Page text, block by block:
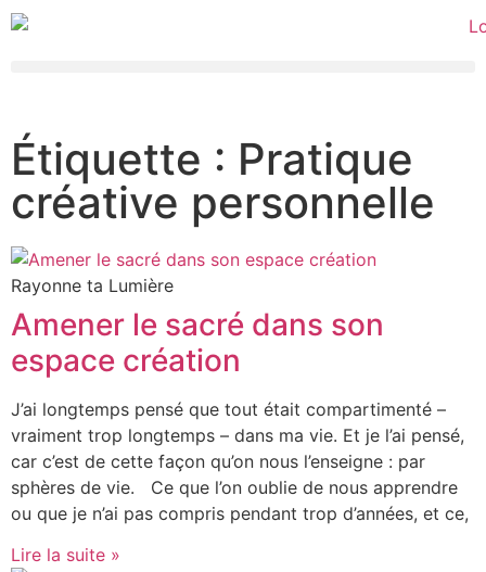
Étiquette : Pratique
créative personnelle
Rayonne ta Lumière
Amener le sacré dans son
espace création
J’ai longtemps pensé que tout était compartimenté –
vraiment trop longtemps – dans ma vie. Et je l’ai pensé,
car c’est de cette façon qu’on nous l’enseigne : par
sphères de vie. Ce que l’on oublie de nous apprendre
ou que je n’ai pas compris pendant trop d’années, et ce,
Lire la suite »